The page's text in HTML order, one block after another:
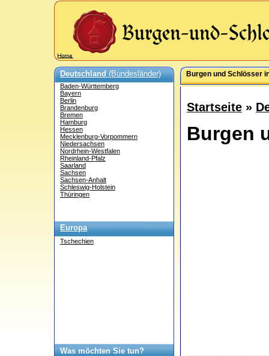
Deutschland(Bundesländer)
Baden-Württemberg
Bayern
Berlin
Brandenburg
Bremen
Hamburg
Hessen
Mecklenburg-Vorpommern
Niedersachsen
Nordrhein-Westfalen
Rheinland-Pfalz
Saarland
Sachsen
Sachsen-Anhalt
Schleswig-Holstein
Thüringen
Europa
Tschechien
Was möchten Sie tun?
Burgen und Schlösser
Startseite »
Burgen